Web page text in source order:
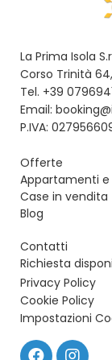
La Prima Isola
Corso Trinità
Tel. +39
Email:
P.IVA:
Offerte
Appartamenti e
Case in vendita
Blog
Contatti
Richiesta
Privacy Policy
Cookie Policy
Impostazioni